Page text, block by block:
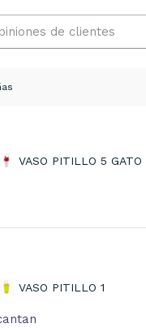
VASO PITILLO 5 GATO
VASO PITILLO 1